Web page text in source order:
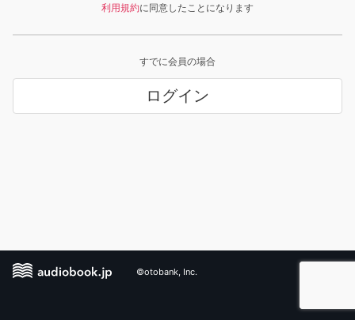
利用規約に同意したことになります
すでに会員の場合
ログイン
©otobank, Inc.